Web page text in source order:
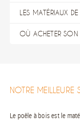
LES MATÉRIAUX
OÙ ACHETER
NOTRE
Le poêle à bois est le